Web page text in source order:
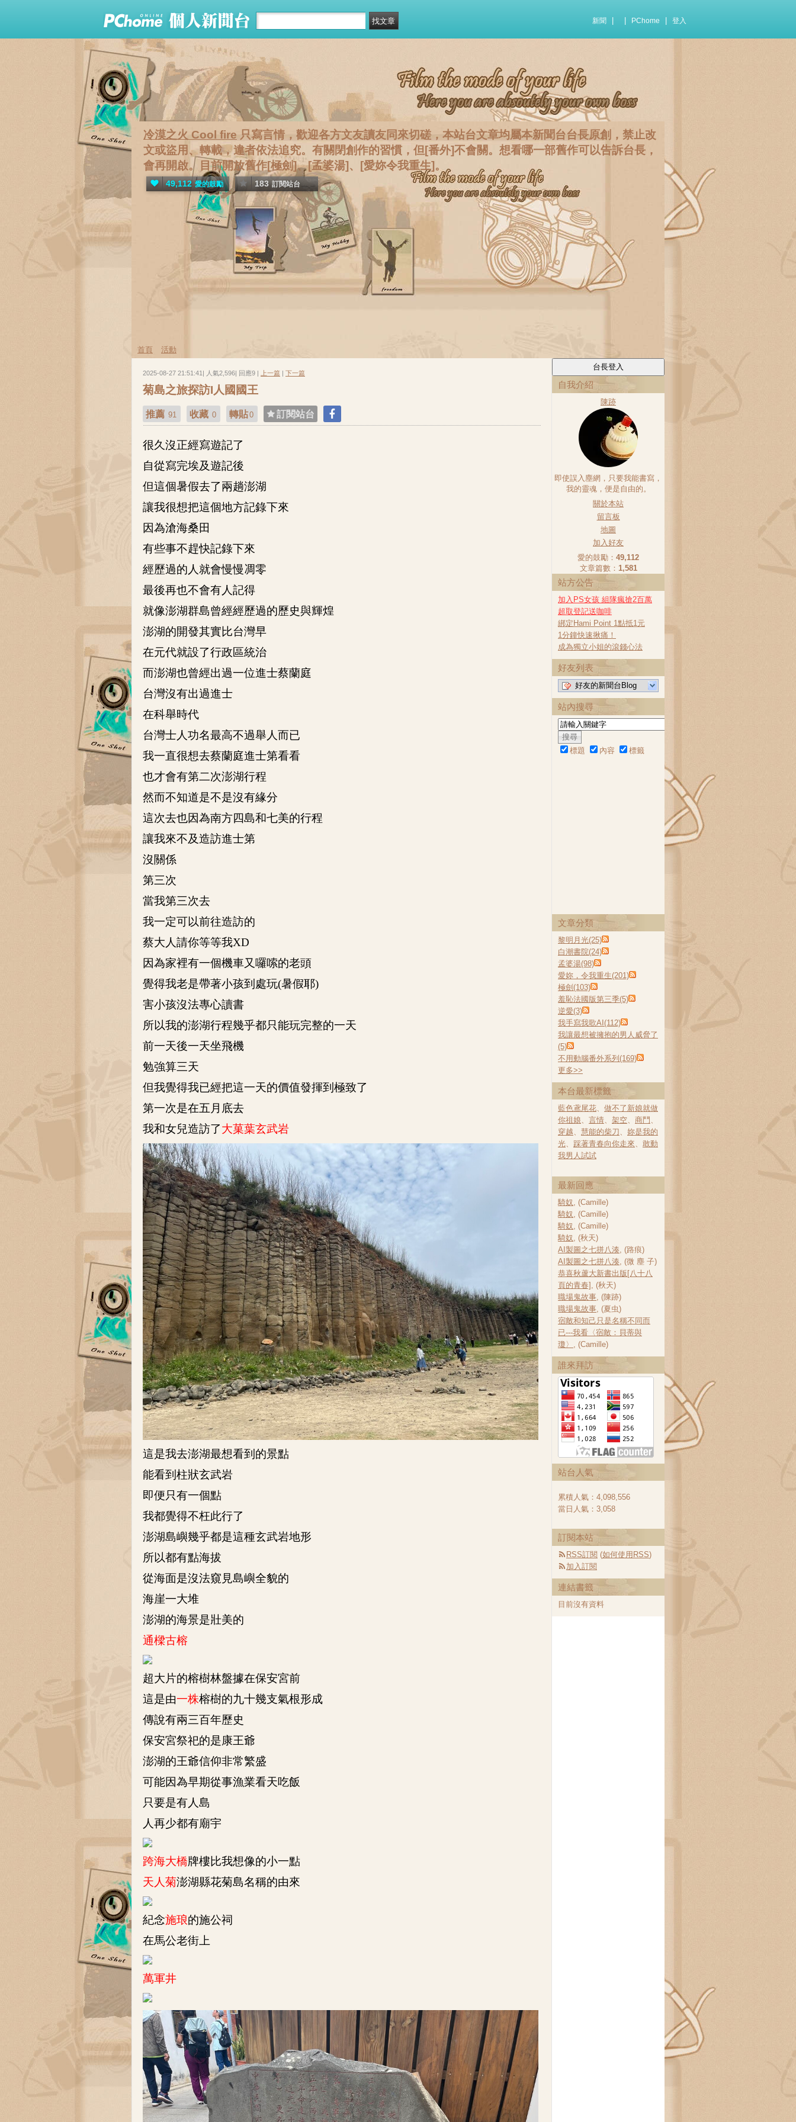
新聞 PChome 登入
冷漠之火 Cool fire 只寫言情，歡迎各方文友讀友同來切磋，本站台文章均屬本新聞台台長原創，禁止改
文或盜用、轉載，違者依法追究。有關閉創作的習慣，但[番外]不會關。想看哪一部舊作可以告訴台長，
會再開啟。目前開放舊作[極劍]、[孟婆湯]、[愛妳令我重生]。
49,112 愛的鼓勵 183 訂閱站台
首頁 活動
2025-08-27 21:51:41| 人氣2,596| 回應9 | 上一篇 | 下一篇
菊島之旅探訪I人國國王
推薦 91 收藏 0 轉貼0 訂閱站台
很久沒正經寫遊記了
自從寫完埃及遊記後
但這個暑假去了兩趟澎湖
讓我很想把這個地方記錄下來
因為滄海桑田
有些事不趕快記錄下來
經歷過的人就會慢慢凋零
最後再也不會有人記得
就像澎湖群島曾經經歷過的歷史與輝煌
澎湖的開發其實比台灣早
在元代就設了行政區統治
而澎湖也曾經出過一位進士蔡蘭庭
台灣沒有出過進士
在科舉時代
台灣士人功名最高不過舉人而已
我一直很想去蔡蘭庭進士第看看
也才會有第二次澎湖行程
然而不知道是不是沒有緣分
這次去也因為南方四島和七美的行程
讓我來不及造訪進士第
沒關係
第三次
當我第三次去
我一定可以前往造訪的
蔡大人請你等等我XD
因為家裡有一個機車又囉嗦的老頭
覺得我老是帶著小孩到處玩(暑假耶)
害小孩沒法專心讀書
所以我的澎湖行程幾乎都只能玩完整的一天
前一天後一天坐飛機
勉強算三天
但我覺得我已經把這一天的價值發揮到極致了
第一次是在五月底去
我和女兒造訪了大菓葉玄武岩
這是我去澎湖最想看到的景點
能看到柱狀玄武岩
即便只有一個點
我都覺得不枉此行了
澎湖島嶼幾乎都是這種玄武岩地形
所以都有點海拔
從海面是沒法窺見島嶼全貌的
海崖一大堆
澎湖的海景是壯美的
通樑古榕
超大片的榕樹林盤據在保安宮前
這是由一株榕樹的九十幾支氣根形成
傳說有兩三百年歷史
保安宮祭祀的是康王爺
澎湖的王爺信仰非常繁盛
可能因為早期從事漁業看天吃飯
只要是有人島
人再少都有廟宇
跨海大橋牌樓比我想像的小一點
天人菊澎湖縣花菊島名稱的由來
紀念施琅的施公祠
在馬公老街上
萬軍井
自我介紹
陳跡
即使誤入塵網，只要我能書寫，
我的靈魂，便是自由的。
關於本站
留言板
地圖
加入好友
愛的鼓勵： 49,112
文章篇數： 1,581
站方公告
加入PS女孩 組隊瘋搶2百萬
超取登記送咖啡
綁定Hami Point 1點抵1元
1分鐘快速揪痛！
成為獨立小姐的滾錢心法
好友列表
好友的新聞台Blog
站內搜尋
標題 內容 標籤
文章分類
黎明月光(25)
白潮書院(24)
孟婆湯(98)
愛妳，令我重生(201)
極劍(103)
羞恥法國版第三季(5)
逆愛(3)
我手寫我歌AI(112)
我讓最想被擁抱的男人威脅了
(5)
不用動腦番外系列(169)
更多>>
本台最新標籤
藍色鳶尾花、 做不了新娘就做
你祖娘、 言情、 架空、 商鬥 、
穿越、 慧能的柴刀、 妳是我的
光、 踩著青春向你走來、 敢動
我男人試試
最新回應
騎奴, (Camille)
騎奴, (Camille)
騎奴, (Camille)
騎奴, (秋天)
AI製圖之七拼八湊, (路痕)
AI製圖之七拼八湊, (微 塵 子)
恭喜秋蘆大新書出版[八十八
頁的青春] , (秋天)
職場鬼故事, (陳跡)
職場鬼故事, (夏虫)
宿敵和知己只是名稱不同而
已---我看〈宿敵：貝蒂與
瓊〉 , (Camille)
誰來拜訪
站台人氣
累積人氣： 4,098,556
當日人氣： 3,058
訂閱本站
RSS訂閱 (如何使用RSS)
加入訂閱
連結書籤
目前沒有資料